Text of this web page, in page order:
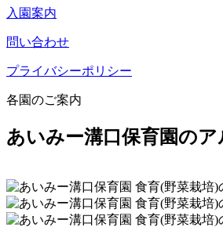
入園案内
問い合わせ
プライバシーポリシー
各園のご案内
あいみー溝口保育園のア